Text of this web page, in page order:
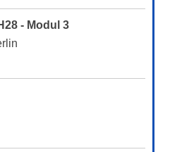
- Modul 3